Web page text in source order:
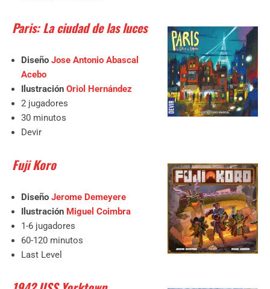
Paris: La ciudad de las luces
Diseño Jose Antonio Abascal
Acebo
Ilustración Oriol Hernández
2 jugadores
30 minutos
Devir
Fuji Koro
Diseño Jerome Demeyere
Ilustración Miguel Coimbra
1-6 jugadores
60-120 minutos
Last Level